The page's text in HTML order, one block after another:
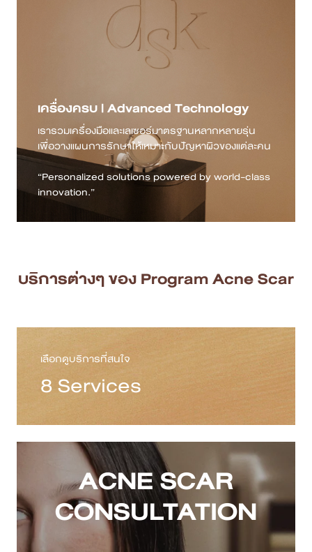
เครื่องครบ | Advanced Technology
เรารวมเครื่องมือและเลเซอร์มาตรฐานหลากหลายรุ่น
เพื่อวางแผนการรักษาให้เหมาะกับปัญหาผิวของแต่ละคน
“Personalized solutions powered by world-class
innovation.”
บริการต่างๆ ของ Program Acne Scar
เลือกดูบริการที่สนใจ
8 Services
ACNE SCAR
CONSULTATION